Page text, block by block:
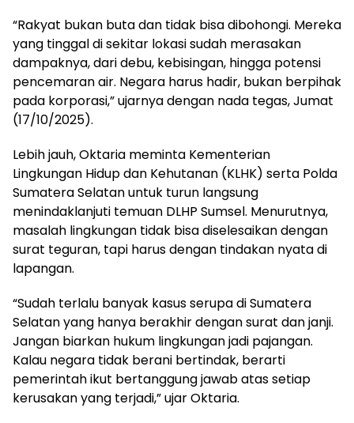
“Rakyat bukan buta dan tidak bisa dibohongi. Mereka
yang tinggal di sekitar lokasi sudah merasakan
dampaknya, dari debu, kebisingan, hingga potensi
pencemaran air. Negara harus hadir, bukan berpihak
pada korporasi,” ujarnya dengan nada tegas, Jumat
(17/10/2025).
Lebih jauh, Oktaria meminta Kementerian
Lingkungan Hidup dan Kehutanan (KLHK) serta Polda
Sumatera Selatan untuk turun langsung
menindaklanjuti temuan DLHP Sumsel. Menurutnya,
masalah lingkungan tidak bisa diselesaikan dengan
surat teguran, tapi harus dengan tindakan nyata di
lapangan.
“Sudah terlalu banyak kasus serupa di Sumatera
Selatan yang hanya berakhir dengan surat dan janji.
Jangan biarkan hukum lingkungan jadi pajangan.
Kalau negara tidak berani bertindak, berarti
pemerintah ikut bertanggung jawab atas setiap
kerusakan yang terjadi,” ujar Oktaria.